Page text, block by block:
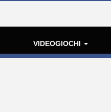
VIDEOGIOCHI